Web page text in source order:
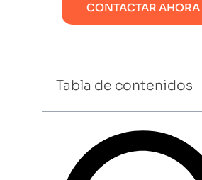
CONTACTAR AHORA
Tabla de contenidos